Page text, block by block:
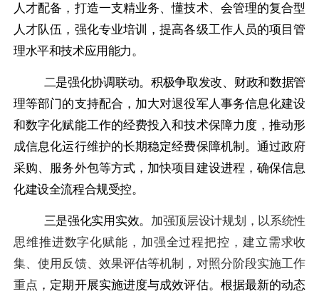
人才配备，打造一支精业务、懂技术、会管理的复合型
人才队伍，强化专业培训，提高各级工作人员的项目管
理水平和技术应用能力。
二是强化协调联动。 积极争取发改、财政和数据管
理等部门的支持配合，加大对退役军人事务信息化建设
和数字化赋能工作的经费投入和技术保障力度，推动形
成信息化运行维护的长期稳定经费保障机制。通过政府
采购、服务外包等方式，加快项目建设进程，确保信息
化建设全流程合规受控。
三是强化实用实效。 加强顶层设计规划，以系统性
思维推进数字化赋能，加强全过程把控，建立需求收
集、使用反馈、效果评估等机制，对照分阶段实施工作
重点 ，定期开展实施进度与成效评估。根据最新的动态